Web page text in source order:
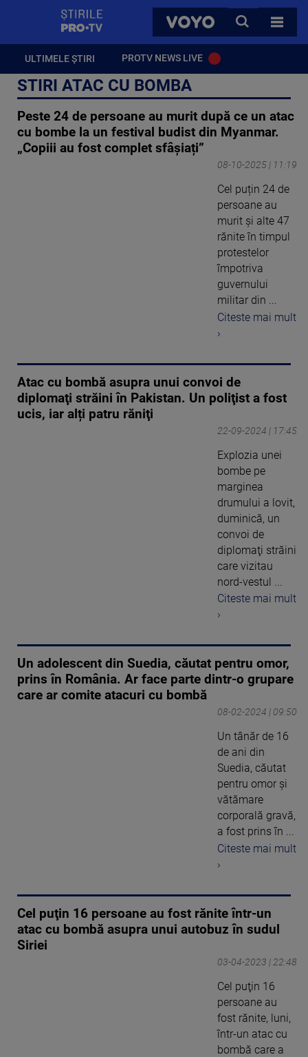
VOYO
CAUTA
TOATE
ULTIMELE ȘTIRI PROTV NEWS LIVE
STIRI ATAC CU BOMBA
Peste 24 de persoane au murit după ce un atac
cu bombe la un festival budist din Myanmar.
„Copiii au fost complet sfâșiați”
08-10-2025 | 11:19
Cel puțin 24 de
persoane au
murit și alte 47
rănite în timpul
protestelor
împotriva
guvernului
militar din ...
Citeste mai mult
›
Atac cu bombă asupra unui convoi de
diplomaţi străini în Pakistan. Un poliţist a fost
ucis, iar alți patru răniţi
22-09-2024 | 17:45
Explozia unei
bombe pe
marginea
drumului a lovit,
duminică, un
convoi de
diplomaţi străini
care vizitau
nord-vestul ...
Citeste mai mult
›
Un adolescent din Suedia, căutat pentru omor,
prins în România. Ar face parte dintr-o grupare
care ar comite atacuri cu bombă
08-02-2024 | 09:50
Un tânăr de 16
de ani din
Suedia, căutat
pentru omor şi
vătămare
corporală gravă,
a fost prins în ...
Citeste mai mult
›
Cel puţin 16 persoane au fost rănite într-un
atac cu bombă asupra unui autobuz în sudul
Siriei
03-04-2023 | 22:48
Cel puţin 16
persoane au
fost rănite, luni,
într-un atac cu
bombă care a